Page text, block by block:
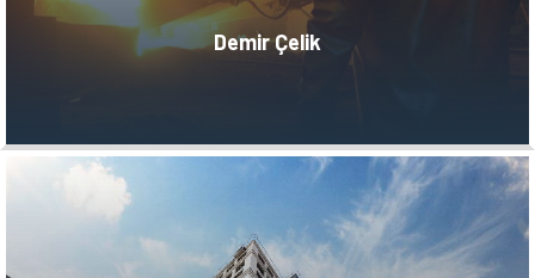
Demir Çelik